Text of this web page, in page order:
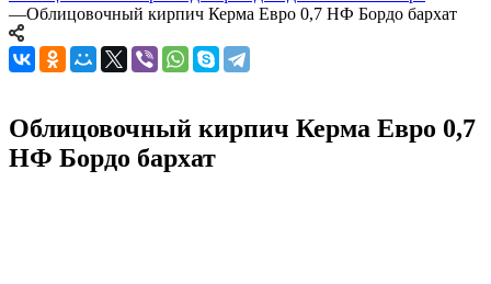
—Облицовочный кирпич Керма Евро 0,7 НФ Бордо бархат
Облицовочный кирпич Керма Евро 0,7
НФ Бордо бархат